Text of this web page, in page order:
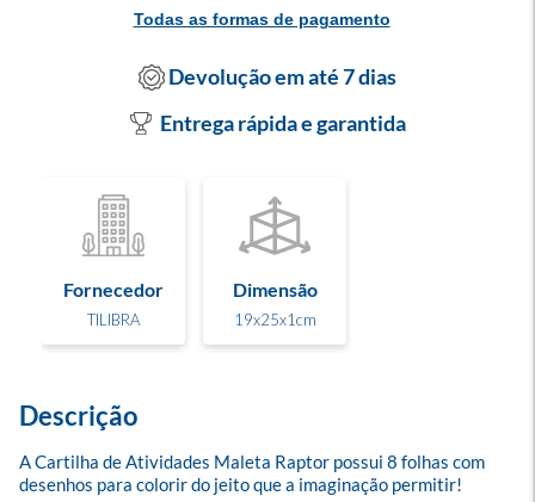
Todas as formas de pagamento
Devolução em até 7 dias
Entrega rápida e garantida
Fornecedor
TILIBRA
Dimensão
19x25x1cm
Descrição
A Cartilha de Atividades Maleta Raptor possui 8 folhas com
desenhos para colorir do jeito que a imaginação permitir!